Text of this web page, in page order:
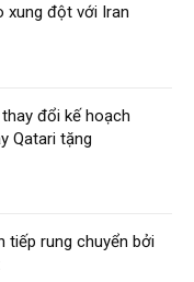
xung đột với Iran
đổi kế hoạch
Qatari tặng
tiếp rung chuyển bởi